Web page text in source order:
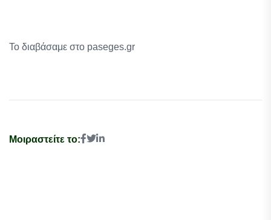
Το διαβάσαμε στο paseges.gr
Μοιραστείτε το: